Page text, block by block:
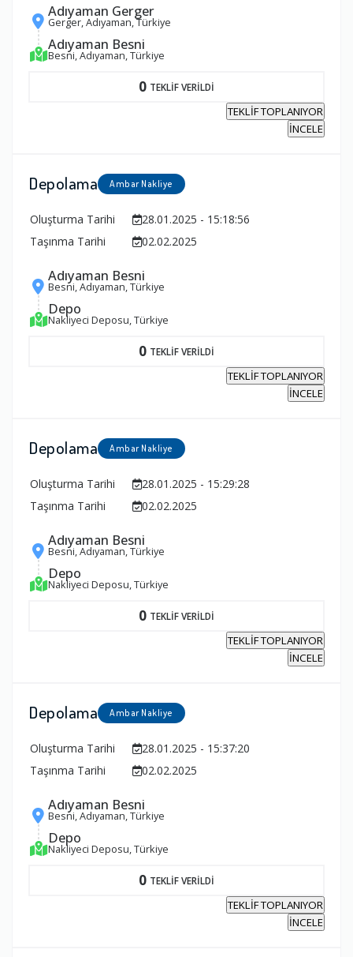
Adıyaman Gerger
Gerger, Adıyaman, Türkiye
Adıyaman Besni
Besni, Adıyaman, Türkiye
0 TEKLİF VERİLDİ
TEKLİF TOPLANIYOR
İNCELE
Depolama Ambar Nakliye
Oluşturma Tarihi
28.01.2025 - 15:18:56
Taşınma Tarihi
02.02.2025
Adıyaman Besni
Besni, Adıyaman, Türkiye
Depo
Nakliyeci Deposu, Türkiye
0 TEKLİF VERİLDİ
TEKLİF TOPLANIYOR
İNCELE
Depolama Ambar Nakliye
Oluşturma Tarihi
28.01.2025 - 15:29:28
Taşınma Tarihi
02.02.2025
Adıyaman Besni
Besni, Adıyaman, Türkiye
Depo
Nakliyeci Deposu, Türkiye
0 TEKLİF VERİLDİ
TEKLİF TOPLANIYOR
İNCELE
Depolama Ambar Nakliye
Oluşturma Tarihi
28.01.2025 - 15:37:20
Taşınma Tarihi
02.02.2025
Adıyaman Besni
Besni, Adıyaman, Türkiye
Depo
Nakliyeci Deposu, Türkiye
0 TEKLİF VERİLDİ
TEKLİF TOPLANIYOR
İNCELE